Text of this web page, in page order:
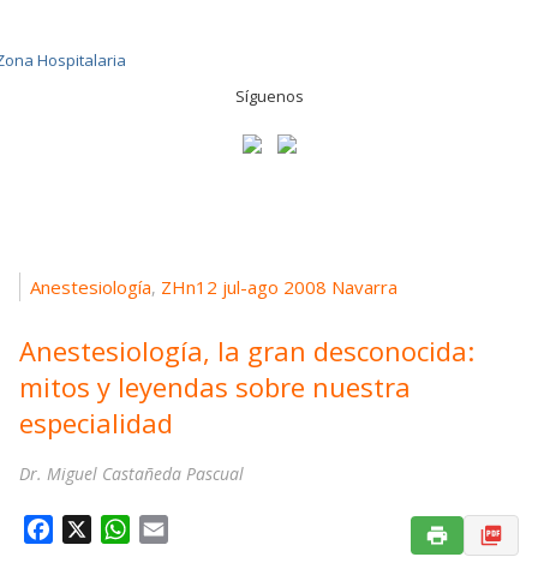
Síguenos
Anestesiología, ZHn12 jul-ago 2008 Navarra
Anestesiología, la gran desconocida:
mitos y leyendas sobre nuestra
especialidad
Dr. Miguel Castañeda Pascual
W